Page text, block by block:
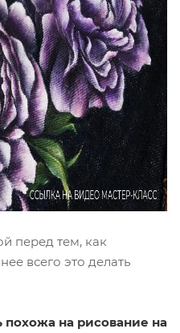
перед тем, как
всего это делать
похожа на рисование на